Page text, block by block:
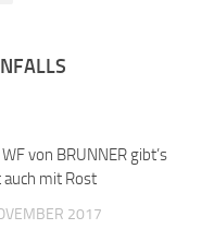
von BRUNNER gibt’s
auch mit Rost
2017